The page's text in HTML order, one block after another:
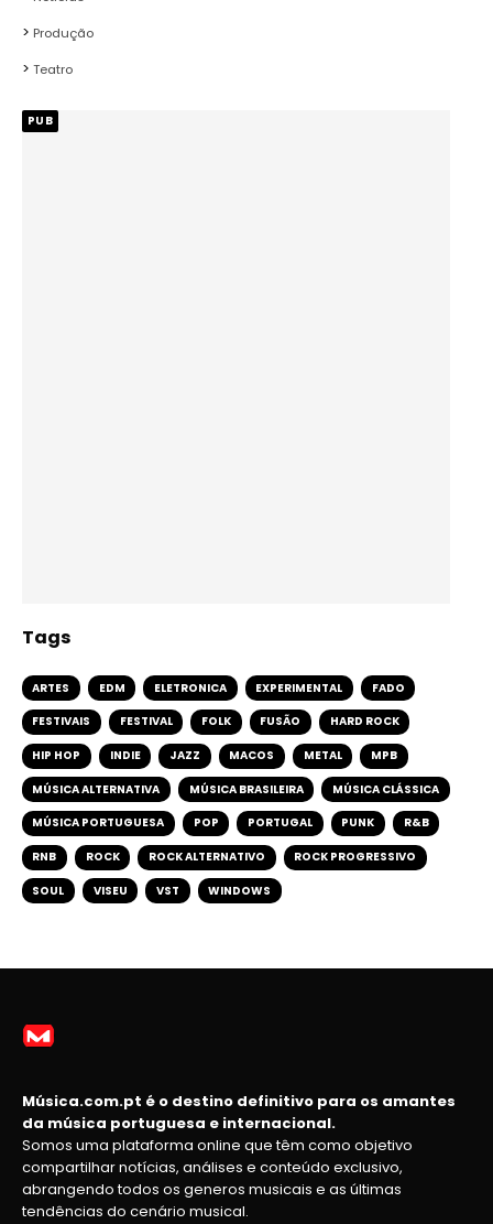
Produção
Teatro
PUB
Tags
ARTES EDM ELETRONICA EXPERIMENTAL FADO
FESTIVAIS FESTIVAL FOLK FUSÃO HARD ROCK
HIP HOP INDIE JAZZ MACOS METAL MPB
MÚSICA ALTERNATIVA MÚSICA BRASILEIRA MÚSICA CLÁSSICA
MÚSICA PORTUGUESA POP PORTUGAL PUNK R&B
RNB ROCK ROCK ALTERNATIVO ROCK PROGRESSIVO
SOUL VISEU VST WINDOWS
Música.com.pt é o destino definitivo para os amantes
da música portuguesa e internacional.
Somos uma plataforma online que têm como objetivo
compartilhar notícias, análises e conteúdo exclusivo,
abrangendo todos os generos musicais e as últimas
tendências do cenário musical.